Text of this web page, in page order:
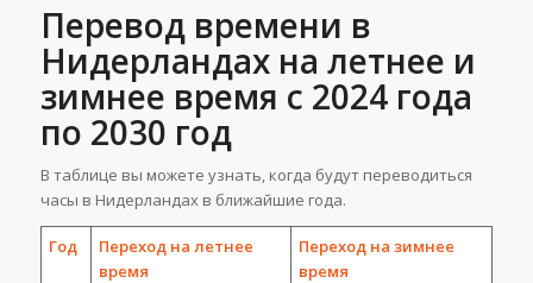
Перевод времени в
Нидерландах на летнее и
зимнее время с 2024 года
по 2030 год
В таблице вы можете узнать, когда будут переводиться
часы в Нидерландах в ближайшие года.
Год
Переход на летнее
время
Переход на зимнее
время